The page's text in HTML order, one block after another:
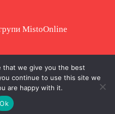
MistoOnline
матеріалу
з гіперпосиланням.
that we give you the best
continue to use this site we
are happy with it.
Ok